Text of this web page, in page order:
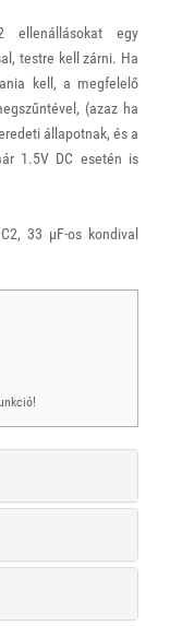
ellenállásokat egy
testre kell zárni. Ha
kell, a megfelelő
(azaz ha
állapotnak, és a
1.5V DC esetén is
33 μF-os kondival